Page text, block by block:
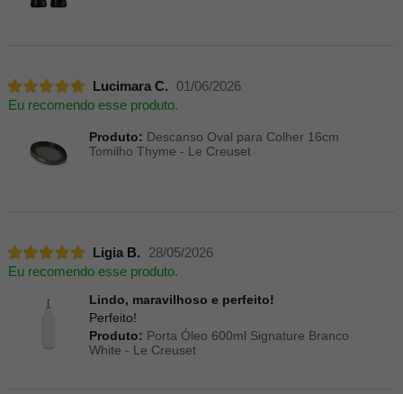
Lucimara C.
01/06/2026
Eu recomendo esse produto.
Produto: Descanso Oval para Colher 16cm
Tomilho Thyme - Le Creuset
Ligia B.
28/05/2026
Eu recomendo esse produto.
Lindo, maravilhoso e perfeito!
Perfeito!
Produto: Porta Óleo 600ml Signature Branco
White - Le Creuset